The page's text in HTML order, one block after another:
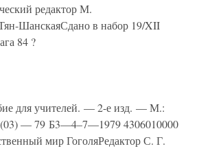
редактор М.
ШанскаяСдано в набор 19/XII
84 ?
для учителей. — 2-е изд. — М.:
— 79 Б3—4–7—1979 4306010000
мир ГоголяРедактор С. Г.